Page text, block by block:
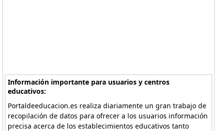
Información importante para usuarios y centros
educativos:
Portaldeeducacion.es realiza diariamente un gran trabajo de
recopilación de datos para ofrecer a los usuarios información
precisa acerca de los establecimientos educativos tanto